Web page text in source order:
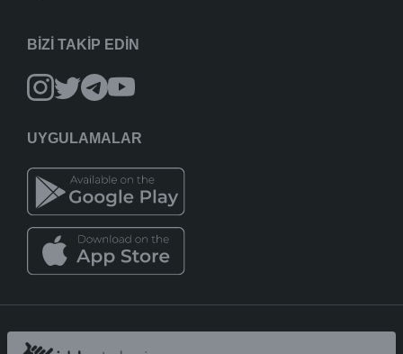
BİZİ TAKİP EDİN
UYGULAMALAR
iddaatahmin11.com